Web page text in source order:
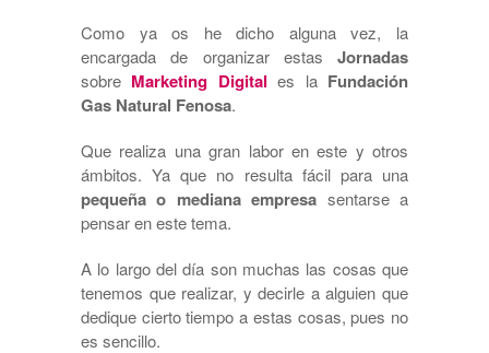
Como ya os he dicho alguna vez, la
encargada de organizar estas Jornadas
sobre Marketing Digital es la Fundación
Gas Natural Fenosa.
Que realiza una gran labor en este y otros
ámbitos. Ya que no resulta fácil para una
pequeña o mediana empresa sentarse a
pensar en este tema.
A lo largo del día son muchas las cosas que
tenemos que realizar, y decirle a alguien que
dedique cierto tiempo a estas cosas, pues no
es sencillo.